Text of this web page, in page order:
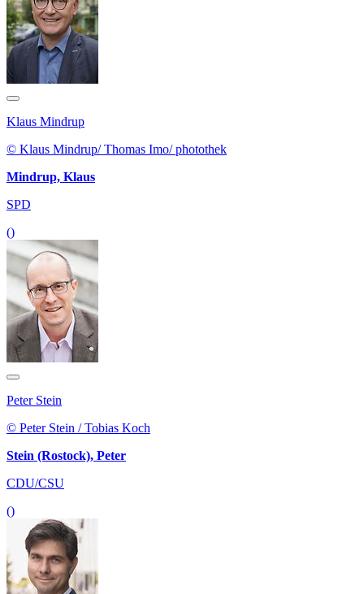
Klaus Mindrup
© Klaus Mindrup/ Thomas Imo/ photothek
Mindrup, Klaus
SPD
()
Peter Stein
© Peter Stein / Tobias Koch
Stein (Rostock), Peter
CDU/CSU
()